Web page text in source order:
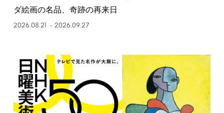
ダ絵画の名品、奇跡の再来日
2026.08.21 – 2026.09.27